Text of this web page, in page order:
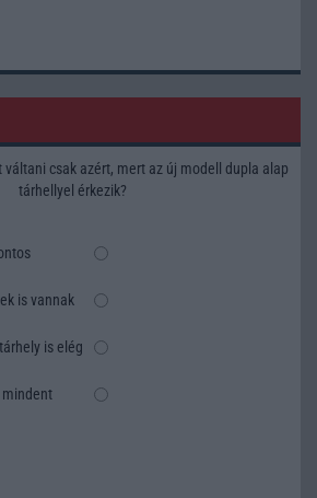
csak azért, mert az új modell dupla alap
tárhellyel érkezik?
is vannak
is elég